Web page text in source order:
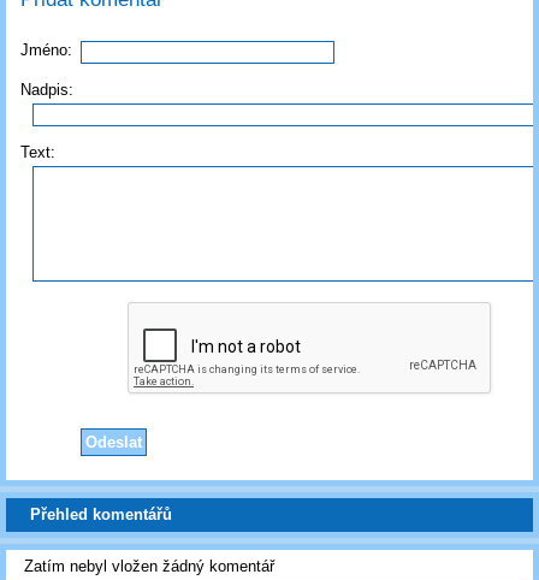
Jméno:
Nadpis:
Text:
Přehled komentářů
Zatím nebyl vložen žádný komentář